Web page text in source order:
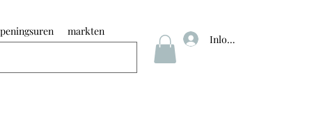
markten
Inloggen